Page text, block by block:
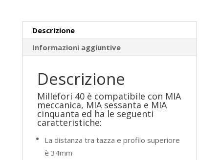
Descrizione
Informazioni aggiuntive
Descrizione
Millefori 40 è compatibile con MIA
meccanica, MIA sessanta e MIA
cinquanta ed ha le seguenti
caratteristiche:
La distanza tra tazza e profilo superiore
è 34mm